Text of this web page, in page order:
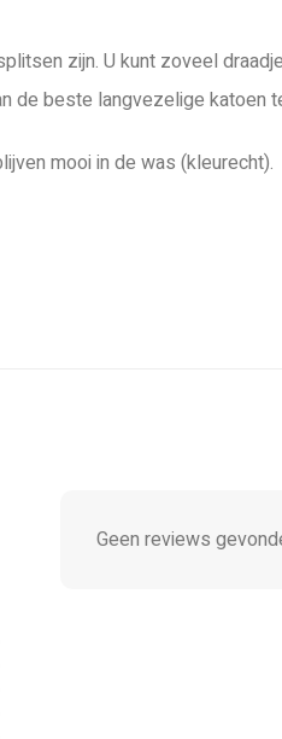
zijn. U kunt zoveel
de beste langvezelige
mooi in de was (kleurecht).
Geen reviews